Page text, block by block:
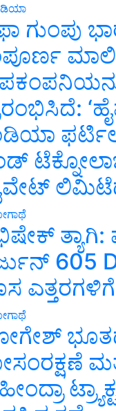
ಗುಂಪು
ತ್ಯಾಗಿ:
605
ಎತ್ತರಗಳಿಗೆ